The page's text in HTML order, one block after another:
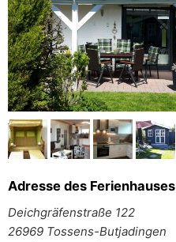
Adresse des Ferienhauses
Deichgräfenstraße 122
26969 Tossens-Butjadingen